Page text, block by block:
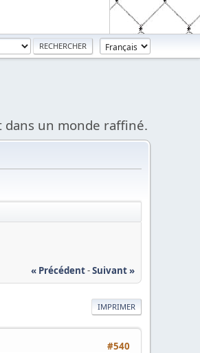
dans un monde raffiné.
« Précédent-Suivant »
IMPRIMER
#540